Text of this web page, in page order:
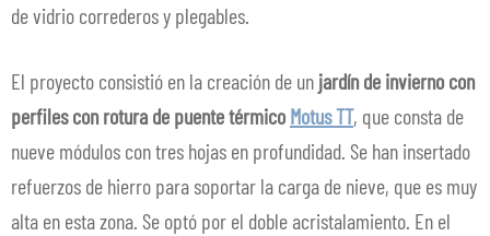
de vidrio correderos y plegables.
El proyecto consistió en la creación de un jardín de invierno con
perfiles con rotura de puente térmico Motus TT, que consta de
nueve módulos con tres hojas en profundidad. Se han insertado
refuerzos de hierro para soportar la carga de nieve, que es muy
alta en esta zona. Se optó por el doble acristalamiento. En el